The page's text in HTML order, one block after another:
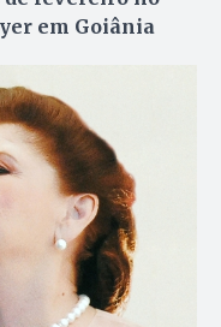
em Goiânia